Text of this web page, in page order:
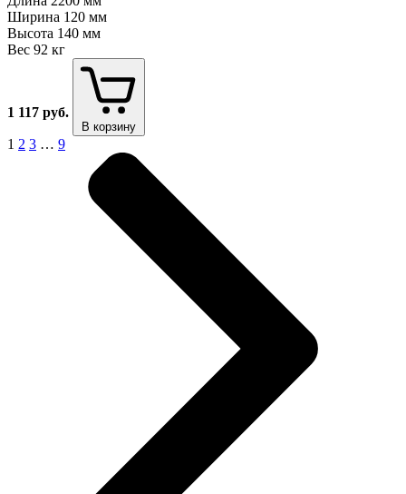
Ширина 120 мм
Высота 140 мм
Вес 92 кг
1 117 руб.
В корзину
1 2 3 … 9